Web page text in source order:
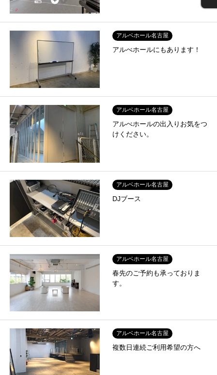
アルベホール名古屋
アルべホールにもあります！
アルベホール名古屋
アルべホールの出入りお気をつ
けください。
アルベホール名古屋
DJブース
アルベホール名古屋
春先のご予約も承っておりま
す。
アルベホール名古屋
複数日連続ご利用希望の方へ